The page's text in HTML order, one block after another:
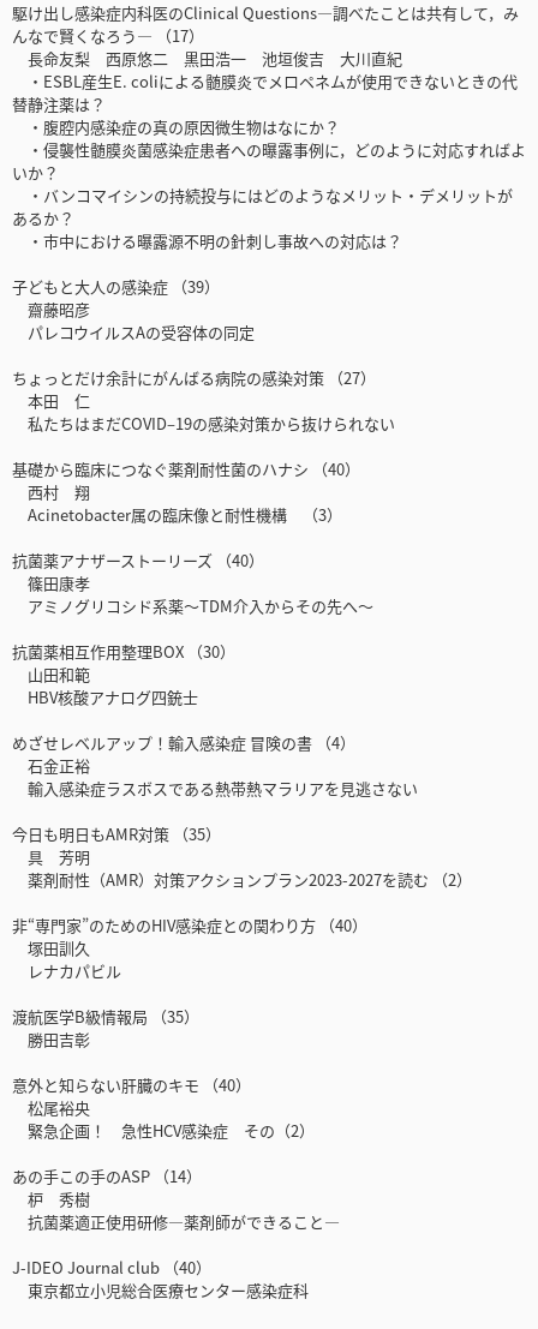
駆け出し感染症内科医のClinical Questions―調べたことは共有して，み
んなで賢くなろう― （17）
長命友梨 西原悠二 黒田浩一 池垣俊吉 大川直紀
・ESBL産生E. coliによる髄膜炎でメロペネムが使用できないときの代
替静注薬は？
・腹腔内感染症の真の原因微生物はなにか？
・侵襲性髄膜炎菌感染症患者への曝露事例に，どのように対応すればよ
いか？
・バンコマイシンの持続投与にはどのようなメリット・デメリットが
あるか？
・市中における曝露源不明の針刺し事故への対応は？
子どもと大人の感染症 （39）
齋藤昭彦
パレコウイルスAの受容体の同定
ちょっとだけ余計にがんばる病院の感染対策 （27）
本田 仁
私たちはまだCOVID–19の感染対策から抜けられない
基礎から臨床につなぐ薬剤耐性菌のハナシ （40）
西村 翔
Acinetobacter属の臨床像と耐性機構 （3）
抗菌薬アナザーストーリーズ （40）
篠田康孝
アミノグリコシド系薬～TDM介入からその先へ～
抗菌薬相互作用整理BOX （30）
山田和範
HBV核酸アナログ四銃士
めざせレベルアップ！輸入感染症 冒険の書 （4）
石金正裕
輸入感染症ラスボスである熱帯熱マラリアを見逃さない
今日も明日もAMR対策 （35）
具 芳明
薬剤耐性（AMR）対策アクションプラン2023-2027を読む （2）
非“専門家”のためのHIV感染症との関わり方 （40）
塚田訓久
レナカパビル
渡航医学B級情報局 （35）
勝田吉彰
意外と知らない肝臓のキモ （40）
松尾裕央
緊急企画！ 急性HCV感染症 その（2）
あの手この手のASP （14）
枦 秀樹
抗菌薬適正使用研修―薬剤師ができること―
J-IDEO Journal club （40）
東京都立小児総合医療センター感染症科